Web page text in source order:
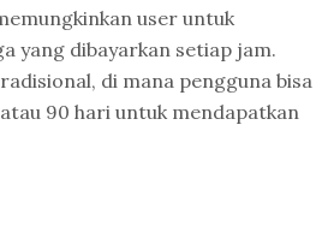
user untuk
yang dibayarkan setiap jam.
di mana pengguna bisa
90 hari untuk mendapatkan